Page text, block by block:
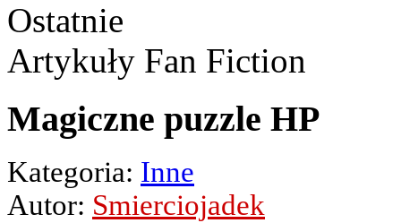
Ostatnie
Artykuły Fan Fiction
Magiczne puzzle HP
Kategoria: Inne
Autor: Smierciojadek